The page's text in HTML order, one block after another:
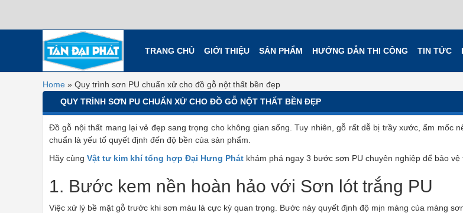
TRANG CHỦ GIỚI THIỆU SẢN PHẨM HƯỚNG DẪN THI CÔNG TIN TỨC
Home » Quy trình sơn PU chuẩn xử cho đồ gỗ nột thất bền đẹp
QUY TRÌNH SƠN PU CHUẨN XỬ CHO ĐỒ GỖ NỘT THẤT BỀN ĐẸP
Đồ gỗ nội thất mang lại vẻ đẹp sang trọng cho không gian sống. Tuy nhiên, gỗ rất dễ bị trầy xước, ẩm mốc
chuẩn là yếu tố quyết định đến độ bền của sản phẩm.
Hãy cùng Vật tư kim khí tổng hợp Đại Hưng Phát khám phá ngay 3 bước sơn PU chuyên nghiệp để bảo
1. Bước kem nền hoàn hảo với Sơn lót trắng PU
Việc xử lý bề mặt gỗ trước khi sơn màu là cực kỳ quan trọng. Bước này quyết định độ mịn màng của màng